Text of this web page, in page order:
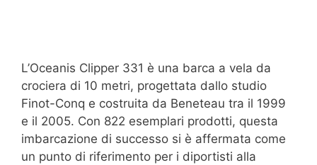
L’Oceanis Clipper 331 è una barca a vela da
crociera di 10 metri, progettata dallo studio
Finot-Conq e costruita da Beneteau tra il 1999
e il 2005. Con 822 esemplari prodotti, questa
imbarcazione di successo si è affermata come
un punto di riferimento per i diportisti alla